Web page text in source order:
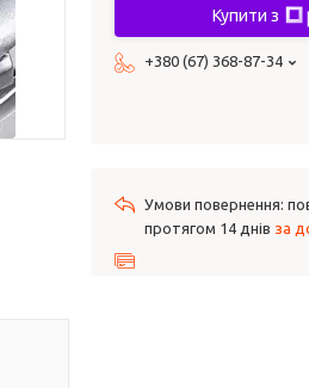
Купити з
+380 (67) 368-87-34
протягом 14 днів за